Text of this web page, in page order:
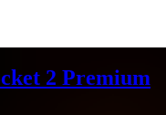
2 Premium